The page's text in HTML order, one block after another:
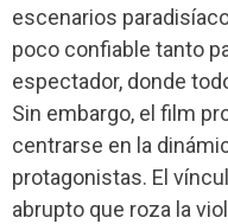
escenarios
poco confiable tanto
espectador, donde
Sin embargo, el film
centrarse en la
protagonistas. El
abrupto que roza la